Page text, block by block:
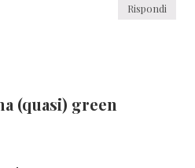
Rispondi
(quasi) green